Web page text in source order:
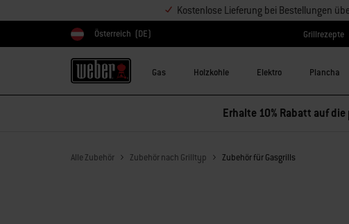
Kostenlose Lieferung bei Bestellungen
Land auswählen
Österreich (DE) Grillrezepte
Gas Holzkohle Elektro Plancha
Erhalte 10% Rabatt auf
Alle Zubehör Zubehör nach Grilltyp Zubehör für Gasgrills